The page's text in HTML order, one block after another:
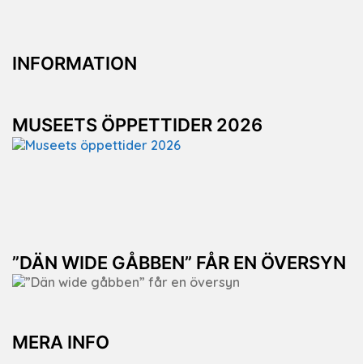
INFORMATION
MUSEETS ÖPPETTIDER 2026
”DÄN WIDE GÅBBEN” FÅR EN ÖVERSYN
MERA INFO